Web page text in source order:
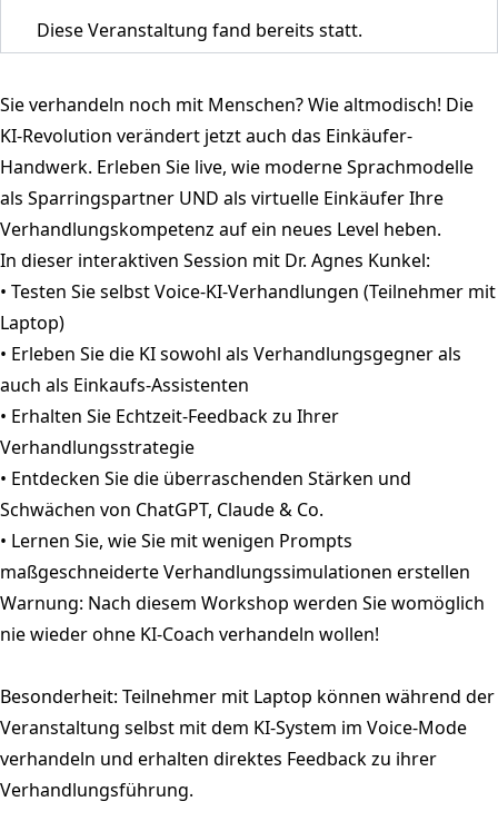
Diese Veranstaltung fand bereits statt.
Sie verhandeln noch mit Menschen? Wie altmodisch! Die
KI-Revolution verändert jetzt auch das Einkäufer-
Handwerk. Erleben Sie live, wie moderne Sprachmodelle
als Sparringspartner UND als virtuelle Einkäufer Ihre
Verhandlungskompetenz auf ein neues Level heben.
In dieser interaktiven Session mit Dr. Agnes Kunkel:
• Testen Sie selbst Voice-KI-Verhandlungen (Teilnehmer mit
Laptop)
• Erleben Sie die KI sowohl als Verhandlungsgegner als
auch als Einkaufs-Assistenten
• Erhalten Sie Echtzeit-Feedback zu Ihrer
Verhandlungsstrategie
• Entdecken Sie die überraschenden Stärken und
Schwächen von ChatGPT, Claude & Co.
• Lernen Sie, wie Sie mit wenigen Prompts
maßgeschneiderte Verhandlungssimulationen erstellen
Warnung: Nach diesem Workshop werden Sie womöglich
nie wieder ohne KI-Coach verhandeln wollen!
Besonderheit: Teilnehmer mit Laptop können während der
Veranstaltung selbst mit dem KI-System im Voice-Mode
verhandeln und erhalten direktes Feedback zu ihrer
Verhandlungsführung.